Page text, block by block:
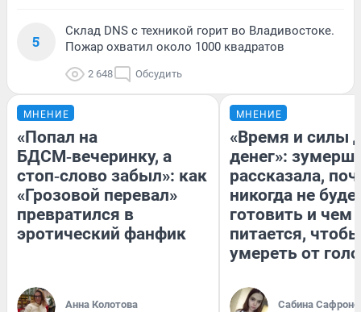
5
Склад DNS с техникой горит во Владивостоке.
Пожар охватил около 1000 квадратов
2 648 Обсудить
МНЕНИЕ
«Попал на
БДСМ‑вечеринку, а
стоп‑слово забыл»: как
«Грозовой перевал»
превратился в
эротический фанфик
Анна Колотова
МНЕНИЕ
«Время и силы
денег»:
рассказала,
никогда не
готовить и чем
питается,
умереть от
Сабина